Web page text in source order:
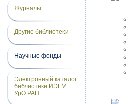
Журналы
Другие библиотеки
Научные фонды
Электронный каталог
библиотеки ИЭГМ
УрО РАН